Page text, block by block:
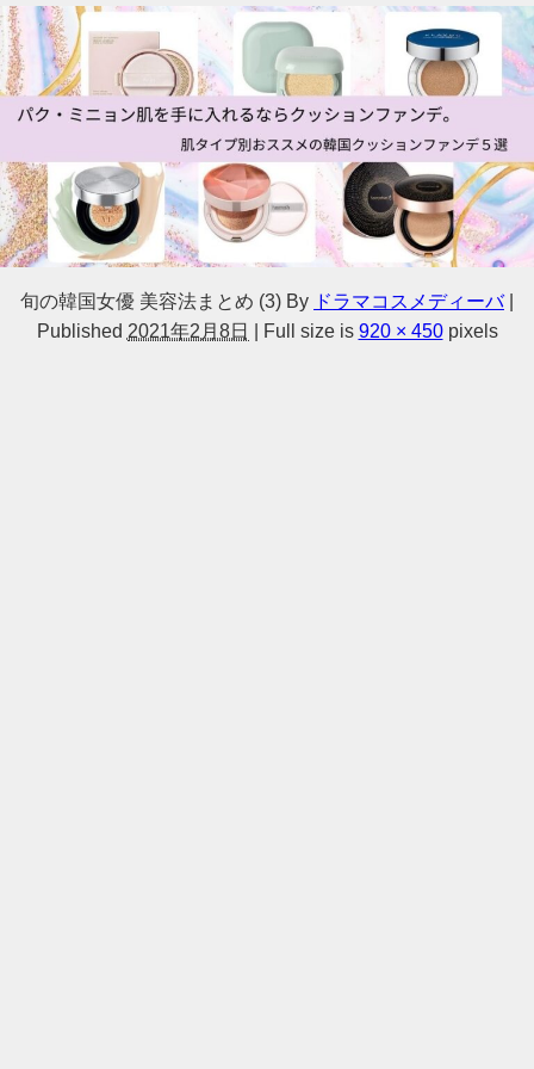
旬の韓国女優 美容法まとめ (3) By ドラマコスメディーバ
Published 2021年2月8日 Full size is 920 × 450pixels